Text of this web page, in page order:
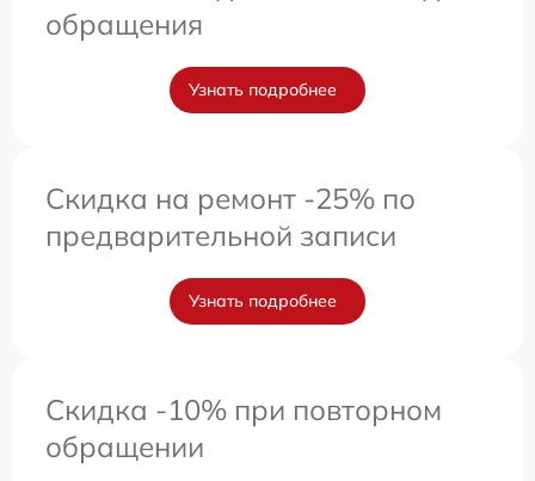
обращения
Узнать подробнее
Скидка на ремонт -25% по
предварительной записи
Узнать подробнее
Скидка -10% при повторном
обращении